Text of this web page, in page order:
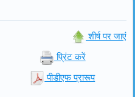
शीर्ष पर जाएं
प्रिंट करें
पीडीएफ प्रारूप